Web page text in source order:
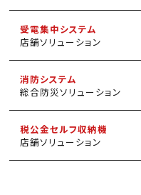
受電集中システム
店舗ソリューション
消防システム
総合防災ソリューション
税公金セルフ収納機
店舗ソリューション